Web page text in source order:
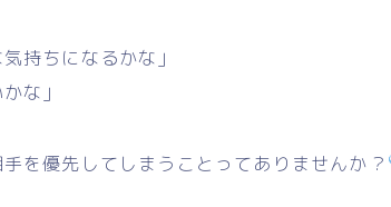
持ちになるかな」
な」
を優先してしまうことってありませんか？